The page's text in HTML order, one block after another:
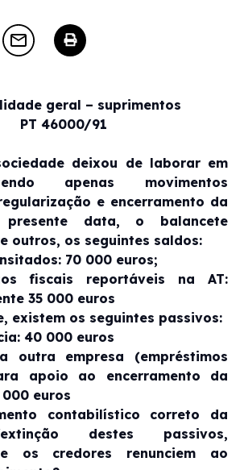
geral – suprimentos
PT 46000/91
deixou de laborar em
apenas movimentos
e encerramento da
data, o balancete
outros, os seguintes saldos:
70 000 euros;
reportáveis na AT:
35 000 euros
existem os seguintes passivos:
40 000 euros
empresa (empréstimos
apoio ao encerramento da
euros
contabilístico correto da
extinção destes passivos,
os credores renunciem ao